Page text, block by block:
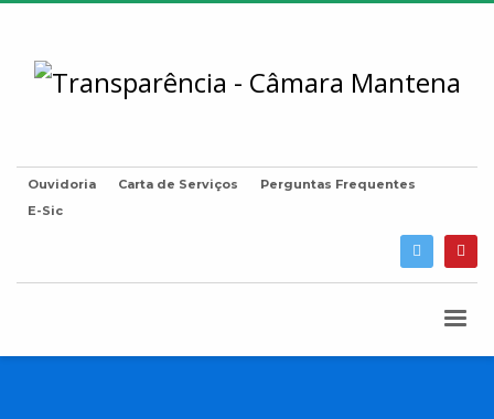
Ouvidoria Carta de Serviços
Perguntas Frequentes
E-Sic